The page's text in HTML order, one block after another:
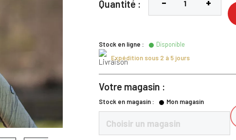
Quantité :
Stock en ligne :
Disponible
Expédition sous 2 à 5 jours
Votre magasin :
Stock en magasin : Mon magasin
Choisir un magasin